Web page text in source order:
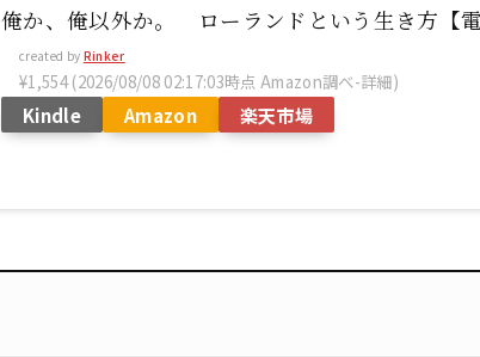
俺か、俺以外か。 ローランドという生き方【電
created by Rinker
¥1,554(2026/08/08 02:17:03時点 Amazon調べ-詳細)
Kindle Amazon 楽天市場